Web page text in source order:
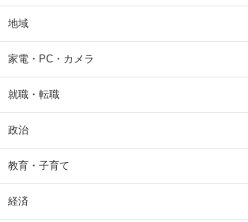
地域
家電・PC・カメラ
就職・転職
政治
教育・子育て
経済